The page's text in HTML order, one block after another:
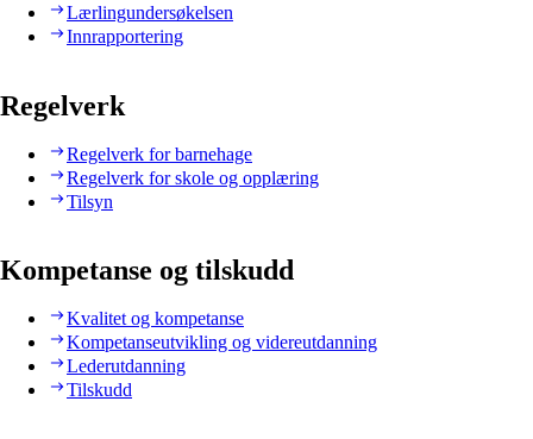
Lærlingundersøkelsen
Innrapportering
Regelverk
Regelverk for barnehage
Regelverk for skole og opplæring
Tilsyn
Kompetanse og tilskudd
Kvalitet og kompetanse
Kompetanseutvikling og videreutdanning
Lederutdanning
Tilskudd